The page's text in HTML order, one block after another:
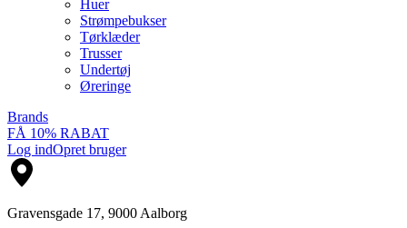
Huer
Strømpebukser
Tørklæder
Trusser
Undertøj
Øreringe
Brands
FÅ 10% RABAT
Log indOpret bruger
Gravensgade 17, 9000 Aalborg